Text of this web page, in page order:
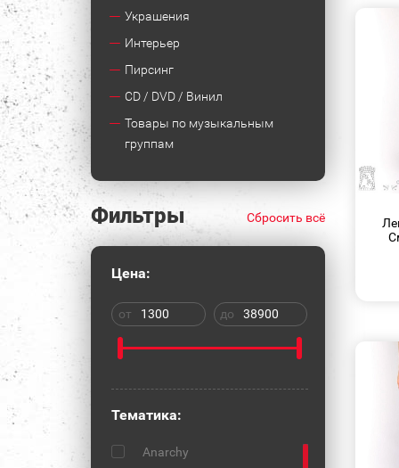
Украшения
Интерьер
Пирсинг
CD / DVD / Винил
Товары по музыкальным
группам
Фильтры Сбросить всё
Цена:
от до
Тематика:
Anarchy